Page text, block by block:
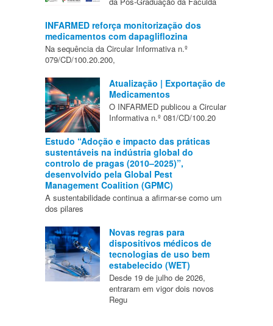
INFARMED reforça monitorização dos
medicamentos com dapagliflozina
Na sequência da Circular Informativa n.º
079/CD/100.20.200,
Atualização | Exportação de
Medicamentos
O INFARMED publicou a Circular
Informativa n.º 081/CD/100.20
Estudo “Adoção e impacto das práticas
sustentáveis na indústria global do
controlo de pragas (2010–2025)”,
desenvolvido pela Global Pest
Management Coalition (GPMC)
A sustentabilidade continua a afirmar-se como um
dos pilares
Novas regras para
dispositivos médicos de
tecnologias de uso bem
estabelecido (WET)
Desde 19 de julho de 2026,
entraram em vigor dois novos
Regu